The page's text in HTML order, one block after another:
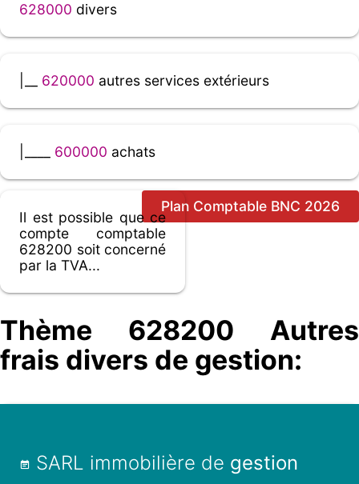
628000 divers
620000 autres services extérieurs
600000 achats
Plan Comptable BNC 2026
Il est possible que ce
compte comptable
628200 soit concerné
par la TVA...
Thème 628200 Autres
frais divers de gestion:
SARL immobilière de gestion